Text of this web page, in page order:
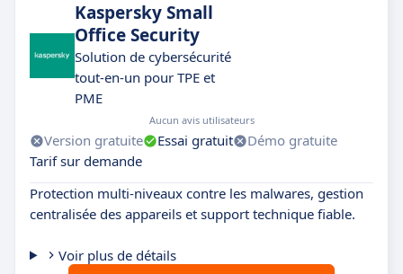
Kaspersky Small
Office Security
Solution de cybersécurité
tout-en-un pour TPE et
PME
Aucun avis utilisateurs
Version gratuite Essai gratuit
Démo gratuite
Tarif sur demande
Protection multi-niveaux contre les malwares, gestion
centralisée des appareils et support technique fiable.
Voir plus de détails